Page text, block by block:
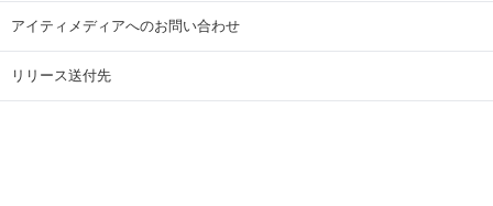
アイティメディアへのお問い合わせ
リリース送付先